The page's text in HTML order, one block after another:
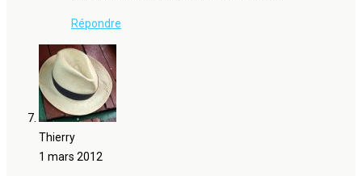
Répondre
Thierry
1 mars 2012